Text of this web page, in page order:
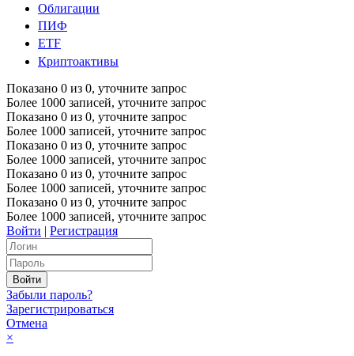
Облигации
ПИФ
ETF
Криптоактивы
Показано 0 из 0, уточните запрос
Более 1000 записей, уточните запрос
Показано 0 из 0, уточните запрос
Более 1000 записей, уточните запрос
Показано 0 из 0, уточните запрос
Более 1000 записей, уточните запрос
Показано 0 из 0, уточните запрос
Более 1000 записей, уточните запрос
Показано 0 из 0, уточните запрос
Более 1000 записей, уточните запрос
Войти | Регистрация
Забыли пароль?
Зарегистрироваться
Отмена
×